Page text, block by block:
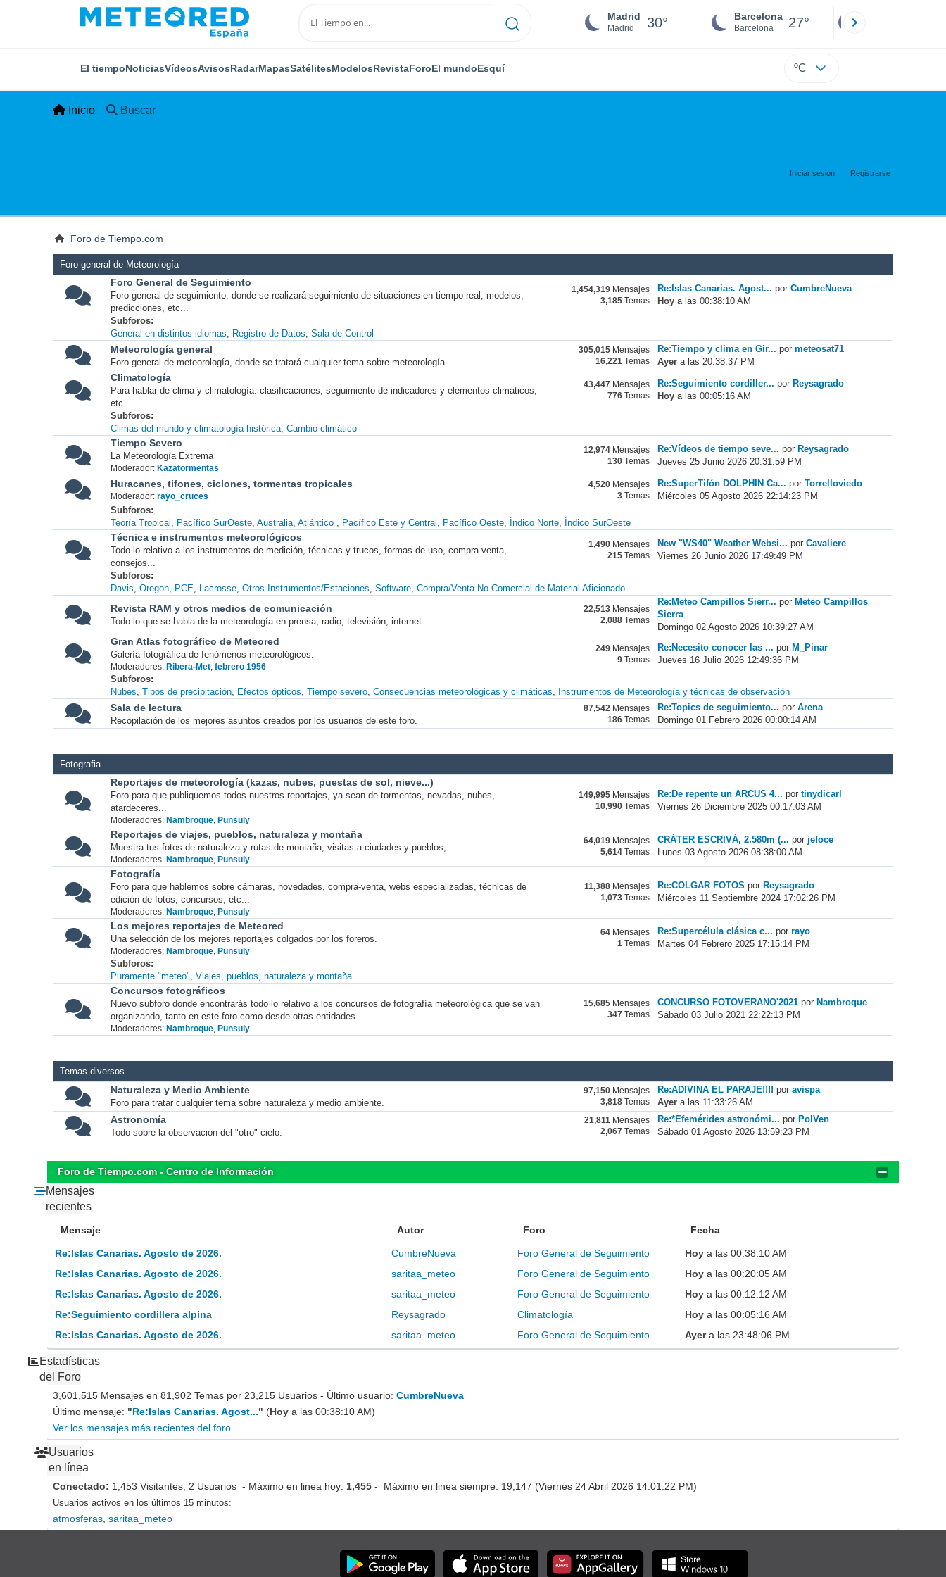
Madrid
Madrid 30° Barcelona
Barcelona 27°
El tiempoNoticiasVídeosAvisosRadarMapasSatélitesModelosRevistaForoEl mundoEsquí ºC
Inicio Buscar
Iniciar sesión Registrarse
Foro de Tiempo.com
Foro general de Meteorología
Foro General de Seguimiento
Foro general de seguimiento, donde se realizará seguimiento de situaciones en tiempo real, modelos,
predicciones, etc...
1,454,319 Mensajes
3,185 Temas
Re:Islas Canarias. Agost... porCumbreNueva
Hoy a las 00:38:10 AM
Subforos
General en distintos idiomas
Registro de Datos Sala de Control
Meteorología general
Foro general de meteorología, donde se tratará cualquier tema sobre meteorología.
305,015 Mensajes
16,221 Temas
Re:Tiempo y clima en Gir... pormeteosat71
Ayer a las 20:38:37 PM
Climatología
Para hablar de clima y climatología: clasificaciones, seguimiento de indicadores y elementos climáticos,
etc
43,447 Mensajes
776 Temas
Re:Seguimiento cordiller... por Reysagrado
Hoy a las 00:05:16 AM
Subforos
Climas del mundo y climatología histórica Cambio climático
Tiempo Severo
La Meteorología Extrema
Moderador: Kazatormentas
12,974 Mensajes
130 Temas
Re:Vídeos de tiempo seve... porReysagrado
Jueves 25 Junio 2026 20:31:59 PM
Huracanes, tifones, ciclones, tormentas tropicales
Moderador: rayo_cruces
4,520 Mensajes
3 Temas
Re:SuperTifón DOLPHIN Ca... porTorrelloviedo
Miércoles 05 Agosto 2026 22:14:23 PM
Subforos
Teoría Tropical
Pacífico SurOeste Australia Atlántico Pacífico Este y Central Pacífico Oeste Índico Norte Índico SurOeste
Técnica e instrumentos meteorológicos
Todo lo relativo a los instrumentos de medición, técnicas y trucos, formas de uso, compra-venta,
consejos...
1,490 Mensajes
215 Temas
New "WS40" Weather Websi... porCavaliere
Viernes 26 Junio 2026 17:49:49 PM
Subforos
Davis Oregon PCE Lacrosse Otros Instrumentos/Estaciones Software Compra/Venta No Comercial de Material Aficionado
Revista RAM y otros medios de comunicación
Todo lo que se habla de la meteorología en prensa, radio, televisión, internet...
22,513 Mensajes
2,088 Temas
Re:Meteo Campillos Sierr... por Meteo Campillos
Sierra
Domingo 02 Agosto 2026 10:39:27 AM
Gran Atlas fotográfico de Meteored
Galería fotográfica de fenómenos meteorológicos.
Moderadores: Ribera-Met, febrero 1956
249 Mensajes
9 Temas
Re:Necesito conocer las ... porM_Pinar
Jueves 16 Julio 2026 12:49:36 PM
Subforos
Nubes Tipos de precipitación Efectos ópticos Tiempo severo Consecuencias meteorológicas y climáticas Instrumentos de Meteorología y técnicas de observación
Sala de lectura
Recopilación de los mejores asuntos creados por los usuarios de este foro.
87,542 Mensajes
186 Temas
Re:Topics de seguimiento... porArena
Domingo 01 Febrero 2026 00:00:14 AM
Fotografia
Reportajes de meteorología (kazas, nubes, puestas de sol, nieve...)
Foro para que publiquemos todos nuestros reportajes, ya sean de tormentas, nevadas, nubes,
atardeceres...
Moderadores: Nambroque, Punsuly
149,995 Mensajes
10,990 Temas
Re:De repente un ARCUS 4... portinydicarl
Viernes 26 Diciembre 2025 00:17:03 AM
Reportajes de viajes, pueblos, naturaleza y montaña
Muestra tus fotos de naturaleza y rutas de montaña, visitas a ciudades y pueblos,...
Moderadores: Nambroque, Punsuly
64,019 Mensajes
5,614 Temas
CRÁTER ESCRIVÁ, 2.580m (... por jefoce
Lunes 03 Agosto 2026 08:38:00 AM
Fotografía
Foro para que hablemos sobre cámaras, novedades, compra-venta, webs especializadas, técnicas de
edición de fotos, concursos, etc...
Moderadores: Nambroque, Punsuly
11,388 Mensajes
1,073 Temas
Re:COLGAR FOTOS por Reysagrado
Miércoles 11 Septiembre 2024 17:02:26 PM
Los mejores reportajes de Meteored
Una selección de los mejores reportajes colgados por los foreros.
Moderadores: Nambroque, Punsuly
64 Mensajes
1 Temas
Re:Supercélula clásica c... porrayo
Martes 04 Febrero 2025 17:15:14 PM
Subforos
Puramente "meteo" Viajes, pueblos, naturaleza y montaña
Concursos fotográficos
Nuevo subforo donde encontrarás todo lo relativo a los concursos de fotografía meteorológica que se van
organizando, tanto en este foro como desde otras entidades.
Moderadores: Nambroque, Punsuly
15,685 Mensajes
347
Temas
CONCURSO FOTOVERANO'2021 por Nambroque
Sábado 03 Julio 2021 22:22:13 PM
Temas diversos
Naturaleza y Medio Ambiente
Foro para tratar cualquier tema sobre naturaleza y medio ambiente.
97,150 Mensajes
3,818 Temas
Re:ADIVINA EL PARAJE!!!! poravispa
Ayer a las 11:33:26 AM
Astronomía
Todo sobre la observación del "otro" cielo.
21,811 Mensajes
2,067
Temas
Re:*Efemérides astronómi... por PolVen
Sábado 01 Agosto 2026 13:59:23 PM
Foro de Tiempo.com - Centro de Información
Mensajes
recientes
Mensaje Autor Foro Fecha
Re:Islas Canarias. Agosto de 2026. CumbreNueva Foro General de Seguimiento Hoy a las 00:38:10 AM
Re:Islas Canarias. Agosto de 2026.
saritaa_meteo Foro General de Seguimiento Hoy a las 00:20:05 AM
Re:Islas Canarias. Agosto de 2026.
saritaa_meteo Foro General de Seguimiento Hoy a las 00:12:12 AM
Re:Seguimiento cordillera alpina
Reysagrado Climatología Hoy a las 00:05:16 AM
Re:Islas Canarias. Agosto de 2026.
saritaa_meteo Foro General de Seguimiento Ayera las 23:48:06 PM
Estadísticas
del Foro
3,601,515 Mensajes en 81,902 Temas por 23,215 Usuarios - Último usuario:CumbreNueva
Último mensaje: "Re:Islas Canarias. Agost..." (Hoy a las 00:38:10 AM)
Ver los mensajes más recientes del foro.
Usuarios
en línea
Conectado: 1,453 Visitantes, 2 Usuarios - Máximo en linea hoy: 1,455 - Máximo en linea siempre: 19,147 (Viernes 24 Abril 2026 14:01:22 PM)
Usuarios activos en los últimos 15 minutos:
atmosferas ,saritaa_meteo